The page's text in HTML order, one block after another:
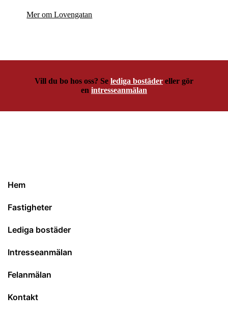
Mer om Lovengatan
Vill du bo hos oss? Se lediga bostäder eller gör
en intresseanmälan
Hem
Fastigheter
Lediga bostäder
Intresseanmälan
Felanmälan
Kontakt